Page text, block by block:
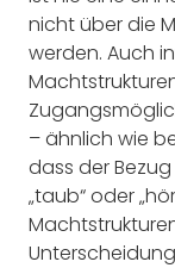
nicht über die
werden. Auch
– ähnlich wie
dass der
„taub“ oder